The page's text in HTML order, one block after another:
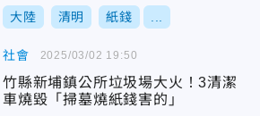
大陸 清明 紙錢
社會
竹縣新埔鎮公所垃圾場大火！3清潔
車燒毀「掃墓燒紙錢害的」
2025/03/02 19:50